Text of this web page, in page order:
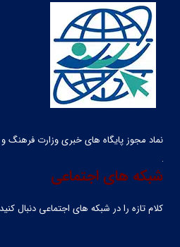
نماد مجوز پایگاه های خبری وزارت فرهنگ و
شبکه های اجتماعی
کلام تازه را در شبکه ‌های اجتماعی دنبال